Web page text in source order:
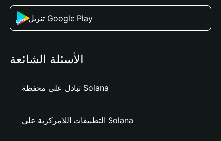
تنزيل من Google Play
الأسئلة الشائعة
تبادل على محفظة Solana
التطبيقات اللامركزية على Solana